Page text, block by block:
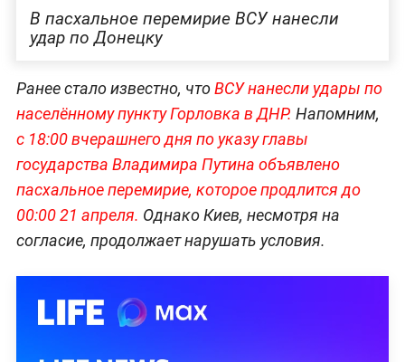
В пасхальное перемирие ВСУ нанесли
удар по Донецку
Ранее стало известно, чтоВСУ нанесли удары по
населённому пункту Горловка в ДНР. Напомним,
с 18:00 вчерашнего дня по указу главы
государства Владимира Путина объявлено
пасхальное перемирие, которое продлится до
00:00 21 апреля. Однако Киев, несмотря на
согласие, продолжает нарушать условия.